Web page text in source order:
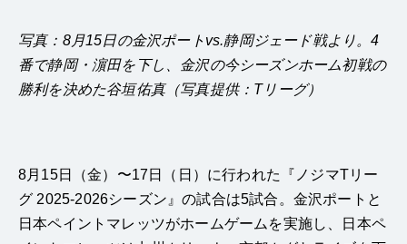
写真：8月15日の金沢ポートvs.静岡ジェード戦より。4
番で静岡・濵田を下し、金沢の今シーズンホーム初戦の
勝利を決めた谷垣佑真（写真提供：Tリーグ）
8月15日（金）〜17日（日）に行われた『ノジマTリー
グ 2025-2026シーズン』の試合は5試合。金沢ポートと
日本ペイントマレッツがホームゲームを実施し、日本ペ